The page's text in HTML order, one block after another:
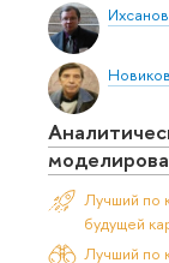
Лучший по
будущей
Лучший по